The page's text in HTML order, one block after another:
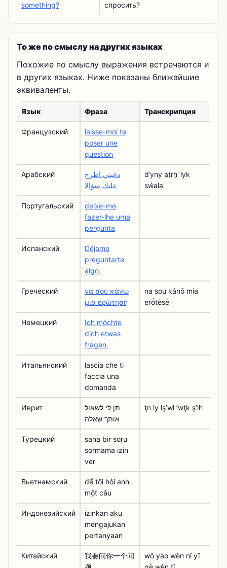
something?
спросить?
То же по смыслу на других языках
Похожие по смыслу выражения встречаются и
в других языках. Ниже показаны ближайшие
эквиваленты.
Язык Фраза Транскрипция
Французский
laisse-moi te
poser une
question
Арабский
دعيني اطرح
عليك سؤالا
dʿyny ạṭrḥ ʿlyk
sw̉ạlạ
Португальский
deixe-me
fazer-lhe uma
pergunta
Испанский
Déjame
preguntarte
algo.
Греческий
να σου κάνω
μια ερώτηση
na sou kánō mia
erṓtēsē
Немецкий
Ich möchte
dich etwas
fragen.
Итальянский
lascia che ti
faccia una
domanda
Иврит
תן לי לשאול
אותך שאלה
ţn ly lşʼwl ʼwţk şʼlh
Турецкий
sana bir soru
sormama izin
ver
Вьетнамский
để tôi hỏi anh
một câu
Индонезийский
izinkan aku
mengajukan
pertanyaan
Китайский
我要问你一个问
wǒ yào wèn nǐ yī